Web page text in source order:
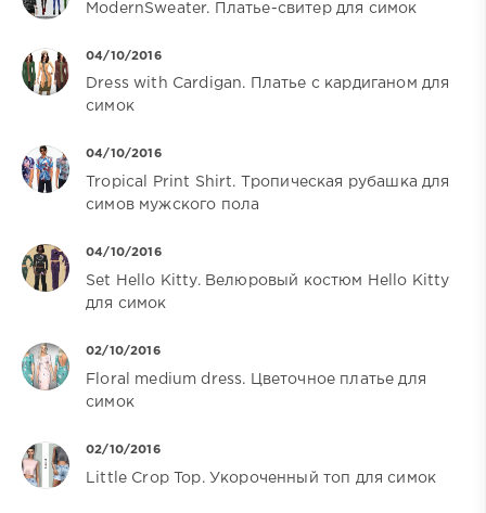
ModernSweater. Платье-свитер для симок
04/10/2016
Dress with Cardigan. Платье с кардиганом для
симок
04/10/2016
Tropical Print Shirt. Тропическая рубашка для
симов мужского пола
04/10/2016
Set Hello Kitty. Велюровый костюм Hello Kitty
для симок
02/10/2016
Floral medium dress. Цветочное платье для
симок
02/10/2016
Little Crop Top. Укороченный топ для симок